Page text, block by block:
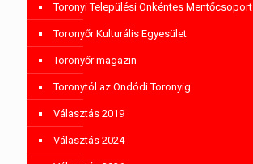
Toronyi Települési Önkéntes Mentőcsoport
Toronyőr Kulturális Egyesület
Toronyőr magazin
Toronytól az Ondódi Toronyig
Választás 2019
Választás 2024